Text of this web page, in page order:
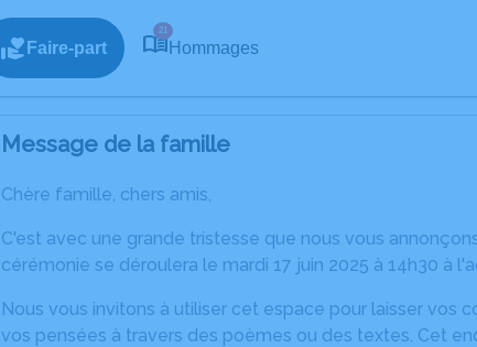
Faire-part
21
Hommages
Message de la famille
Chère famille, chers amis,
C'est avec une grande tristesse que nous vous
cérémonie se déroulera le mardi 17 juin 2025 à 14h30 à
Nous vous invitons à utiliser cet espace pour laisser vos
vos pensées à travers des poèmes ou des textes. Cet